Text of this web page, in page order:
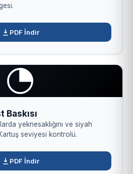
PDF İndir
yeknesaklığını ve siyah
seviyesi kontrolü.
PDF İndir